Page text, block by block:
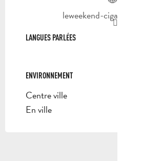
leweekend-cigare-aubagne.fr
LANGUES PARLÉES
LANGUES PARLÉES
ENVIRONNEMENT
ENVIRONNEMENT
Centre ville
En ville